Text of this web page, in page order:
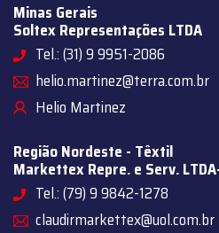
Minas Gerais
Soltex Representações LTDA
Tel.: (31) 9 9951-2086
helio.martinez@terra.com.br
Helio Martinez
Região Nordeste - Têxtil
Markettex Repre. e Serv.
Tel.: (79) 9 9842-1278
claudirmarkettex@uol.com.br